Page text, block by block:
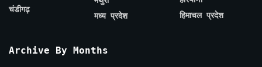
चंडीगढ़
मध्य प्रदेश
हिमाचल प्रदेश
Archive By Months